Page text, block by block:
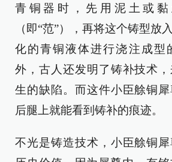
青铜器时，先用泥土或
（即“范”），再将这个铸型放
化的青铜液体进行浇注成型
外，古人还发明了铸补技术
生的缺陷。而这件小臣艅铜
后腿上就能看到铸补的痕迹。
不光是铸造技术，小臣艅铜